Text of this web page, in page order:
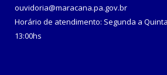
ouvidoria@maracana.pa.gov.br
Horário de atendimento: Segunda a
13:00hs